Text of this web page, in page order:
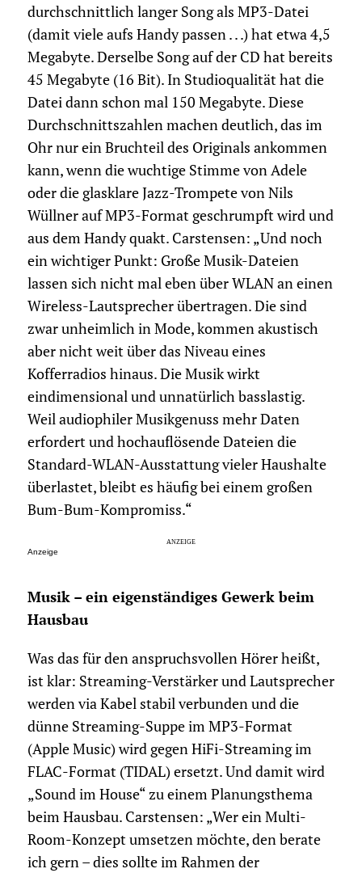
durchschnittlich langer Song als MP3-Datei
(damit viele aufs Handy passen . . .) hat etwa 4,5
Megabyte. Derselbe Song auf der CD hat bereits
45 Megabyte (16 Bit). In Studioqualität hat die
Datei dann schon mal 150 Megabyte. Diese
Durchschnittszahlen machen deutlich, das im
Ohr nur ein Bruchteil des Originals ankommen
kann, wenn die wuchtige Stimme von Adele
oder die glasklare Jazz-Trompete von Nils
Wüllner auf MP3-Format geschrumpft wird und
aus dem Handy quakt. Carstensen: „Und noch
ein wichtiger Punkt: Große Musik-Dateien
lassen sich nicht mal eben über WLAN an einen
Wireless-Lautsprecher übertragen. Die sind
zwar unheimlich in Mode, kommen akustisch
aber nicht weit über das Niveau eines
Kofferradios hinaus. Die Musik wirkt
eindimensional und unnatürlich basslastig.
Weil audiophiler Musikgenuss mehr Daten
erfordert und hochauflösende Dateien die
Standard-WLAN-Ausstattung vieler Haushalte
überlastet, bleibt es häufig bei einem großen
Bum-Bum-Kompromiss.“
Anzeige
Musik – ein eigenständiges Gewerk beim
Hausbau
Was das für den anspruchsvollen Hörer heißt,
ist klar: Streaming-Verstärker und Lautsprecher
werden via Kabel stabil verbunden und die
dünne Streaming-Suppe im MP3-Format
(Apple Music) wird gegen HiFi-Streaming im
FLAC-Format (TIDAL) ersetzt. Und damit wird
„Sound im House“ zu einem Planungsthema
beim Hausbau. Carstensen: „Wer ein Multi-
Room-Konzept umsetzen möchte, den berate
ich gern – dies sollte im Rahmen der